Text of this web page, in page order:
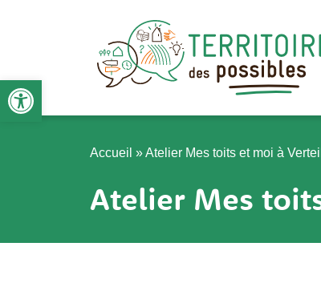
Ouvrir la barre d’outils
Accueil »Atelier Mes toits et moi à
Atelier Mes